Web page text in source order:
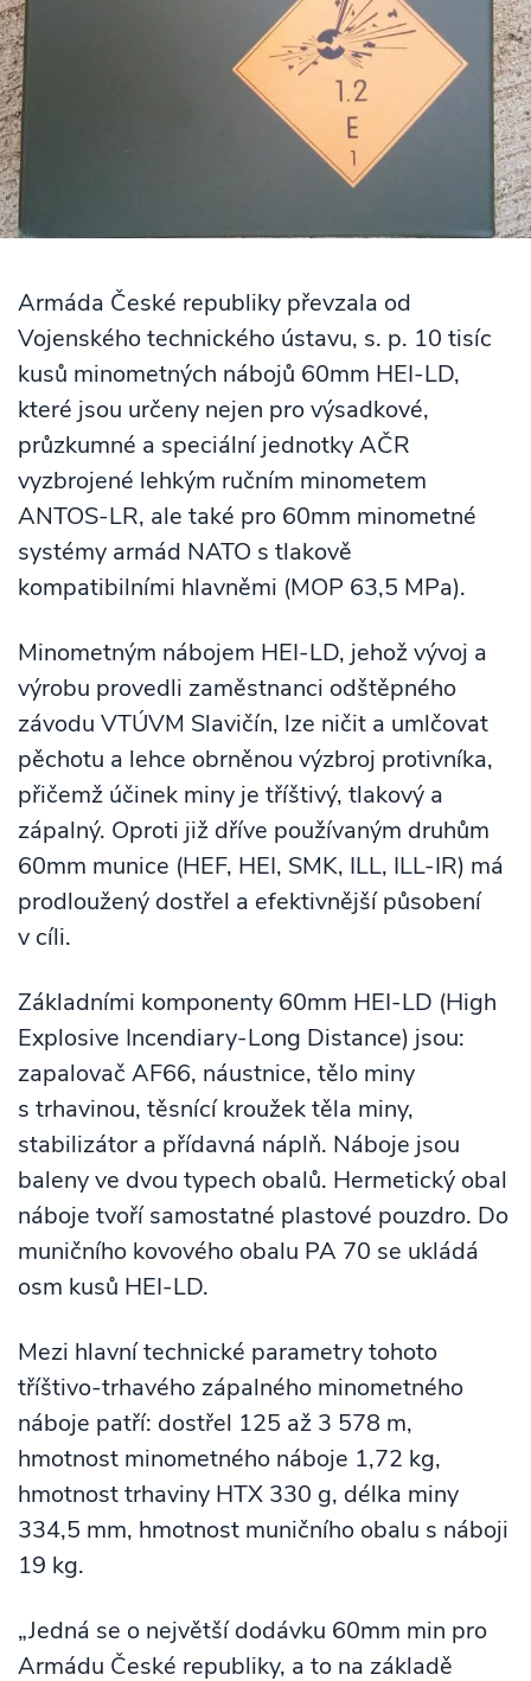
Armáda České republiky převzala od
Vojenského technického ústavu, s. p. 10 tisíc
kusů minometných nábojů 60mm HEI-LD,
které jsou určeny nejen pro výsadkové,
průzkumné a speciální jednotky AČR
vyzbrojené lehkým ručním minometem
ANTOS-LR, ale také pro 60mm minometné
systémy armád NATO s tlakově
kompatibilními hlavněmi (MOP 63,5 MPa).
Minometným nábojem HEI-LD, jehož vývoj a
výrobu provedli zaměstnanci odštěpného
závodu VTÚVM Slavičín, lze ničit a umlčovat
pěchotu a lehce obrněnou výzbroj protivníka,
přičemž účinek miny je tříštivý, tlakový a
zápalný. Oproti již dříve používaným druhům
60mm munice (HEF, HEI, SMK, ILL, ILL-IR) má
prodloužený dostřel a efektivnější působení
v cíli.
Základními komponenty 60mm HEI-LD (High
Explosive Incendiary-Long Distance) jsou:
zapalovač AF66, náustnice, tělo miny
s trhavinou, těsnící kroužek těla miny,
stabilizátor a přídavná náplň. Náboje jsou
baleny ve dvou typech obalů. Hermetický obal
náboje tvoří samostatné plastové pouzdro. Do
muničního kovového obalu PA 70 se ukládá
osm kusů HEI-LD.
Mezi hlavní technické parametry tohoto
tříštivo-trhavého zápalného minometného
náboje patří: dostřel 125 až 3 578 m,
hmotnost minometného náboje 1,72 kg,
hmotnost trhaviny HTX 330 g, délka miny
334,5 mm, hmotnost muničního obalu s náboji
19 kg.
„Jedná se o největší dodávku 60mm min pro
Armádu České republiky, a to na základě